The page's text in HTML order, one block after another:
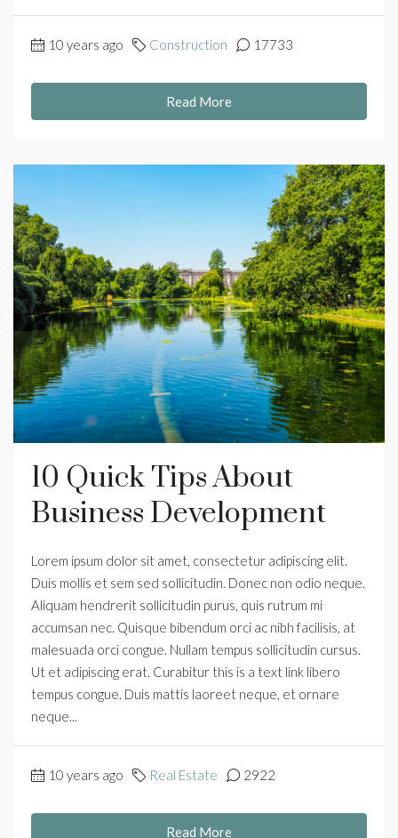
10 years ago Construction 17733
Read More
10 Quick Tips About
Business Development
Lorem ipsum dolor sit amet, consectetur adipiscing elit.
Duis mollis et sem sed sollicitudin. Donec non odio neque.
Aliquam hendrerit sollicitudin purus, quis rutrum mi
accumsan nec. Quisque bibendum orci ac nibh facilisis, at
malesuada orci congue. Nullam tempus sollicitudin cursus.
Ut et adipiscing erat. Curabitur this is a text link libero
tempus congue. Duis mattis laoreet neque, et ornare
neque...
10 years ago Real Estate 2922
Read More